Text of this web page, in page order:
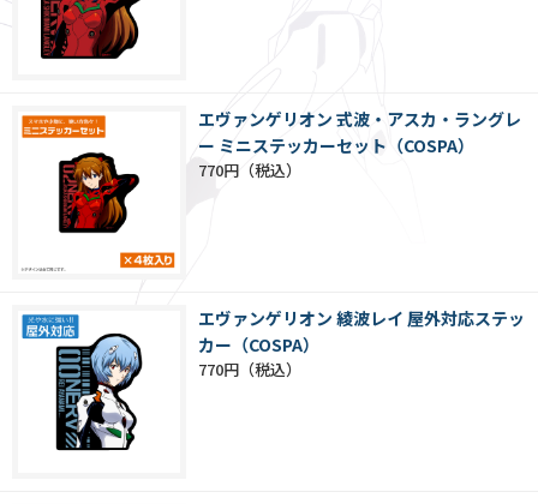
エヴァンゲリオン 式波・アスカ・ラングレ
ー ミニステッカーセット（COSPA）
770円
エヴァンゲリオン 綾波レイ 屋外対応ステッ
カー（COSPA）
770円